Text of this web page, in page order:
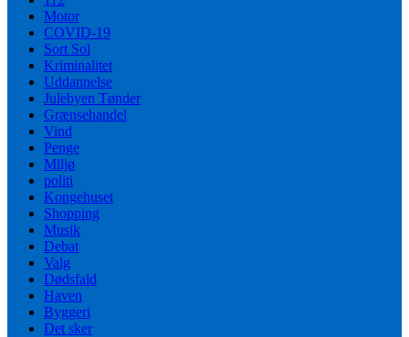
Motor
COVID-19
Sort Sol
Kriminalitet
Uddannelse
Julebyen Tønder
Grænsehandel
Vind
Penge
Miljø
politi
Kongehuset
Shopping
Musik
Debat
Valg
Dødsfald
Haven
Byggeri
Det sker